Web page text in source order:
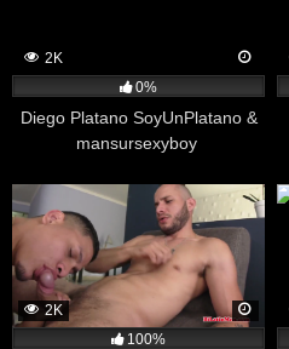
2K
0%
Diego Platano SoyUnPlatano &
mansursexyboy
2K
100%